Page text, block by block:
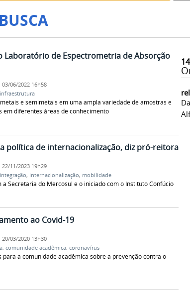
Laboratório de Espectrometria de Absorção
03/06/2022 16h58
infraestrutura
e semimetais em uma ampla variedade de amostras e
em diferentes áreas de conhecimento
política de internacionalização, diz pró-reitora
22/11/2023 19h29
integração, internacionalização, mobilidade
Secretaria do Mercosul e o iniciado com o Instituto Confúcio
ao Covid-19
20/03/2020 13h30
, comunidade acadêmica, coronavírus
a comunidade acadêmica sobre a prevenção contra o